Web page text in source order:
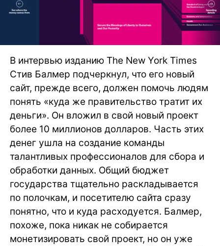
В интервью изданию The New York Times
Стив Балмер подчеркнул, что его новый
сайт, прежде всего, должен помочь людям
понять «куда же правительство тратит их
деньги». Он вложил в свой новый проект
более 10 миллионов долларов. Часть этих
денег ушла на создание команды
талантливых профессионалов для сбора и
обработки данных. Общий бюджет
государства тщательно раскладывается
по полочкам, и посетителю сайта сразу
понятно, что и куда расходуется. Балмер,
похоже, пока никак не собирается
монетизировать свой проект, но он уже